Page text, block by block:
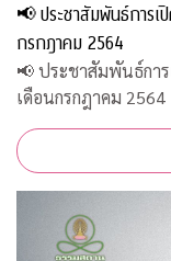
📢 ประชาสัมพันธ์การเปิ
กรกฎาคม 2564
📢 ประชาสัมพันธ์การ
เดือนกรกฎาคม 2564